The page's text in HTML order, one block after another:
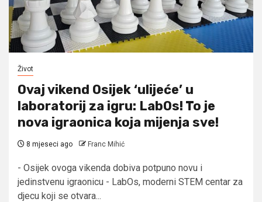
Život
Ovaj vikend Osijek ‘ulijeće’ u
laboratorij za igru: LabOs! To je
nova igraonica koja mijenja sve!
8 mjeseci ago Franc Mihić
- Osijek ovoga vikenda dobiva potpuno novu i
jedinstvenu igraonicu - LabOs, moderni STEM centar za
djecu koji se otvara...